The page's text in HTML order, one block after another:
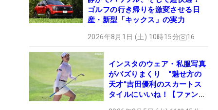
ゴルフの行き帰りを激変させる日
産・新型「キックス」の実力
2026年8月1日 (土) 10時15分 16
インスタのウェア・私服写真
がバズりまくり “魅せ方の
天才”吉田優利のスカートス
タイルにいいね！【ファンが